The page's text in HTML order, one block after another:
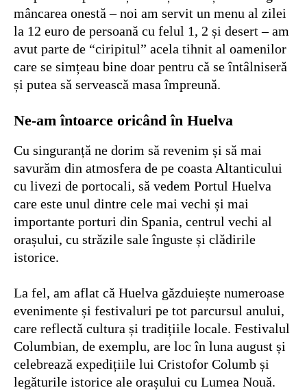
mâncarea onestă – noi am servit un menu al zilei
la 12 euro de persoană cu felul 1, 2 și desert – am
avut parte de “ciripitul” acela tihnit al oamenilor
care se simțeau bine doar pentru că se întâlniseră
și putea să servească masa împreună.
Ne-am întoarce oricând în Huelva
Cu singuranță ne dorim să revenim și să mai
savurăm din atmosfera de pe coasta Altanticului
cu livezi de portocali, să vedem Portul Huelva
care este unul dintre cele mai vechi și mai
importante porturi din Spania, centrul vechi al
orașului, cu străzile sale înguste și clădirile
istorice.
La fel, am aflat că Huelva găzduiește numeroase
evenimente și festivaluri pe tot parcursul anului,
care reflectă cultura și tradițiile locale. Festivalul
Columbian, de exemplu, are loc în luna august și
celebrează expedițiile lui Cristofor Columb și
legăturile istorice ale orașului cu Lumea Nouă.